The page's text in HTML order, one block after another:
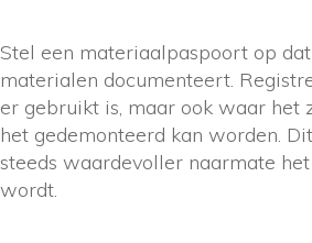
Stel een materiaalpaspoort op
materialen documenteert.
er gebruikt is, maar ook waar het
het gedemonteerd kan worden.
steeds waardevoller naarmate
wordt.